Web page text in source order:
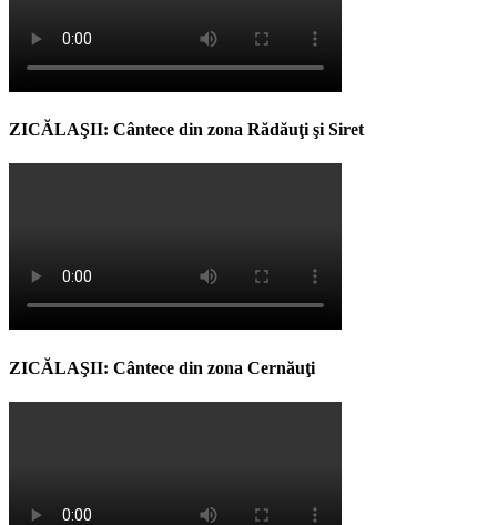
ZICĂLAŞII: Cântece din zona Rădăuţi şi Siret
ZICĂLAŞII: Cântece din zona Cernăuţi